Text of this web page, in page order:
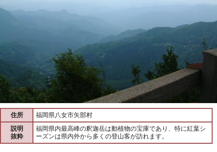
住所
福岡県八女市矢部村
説明
抜粋
福岡県内最高峰の釈迦岳は動植物の宝庫であり、特に紅葉シ
ーズンは県内外から多くの登山客が訪れます。